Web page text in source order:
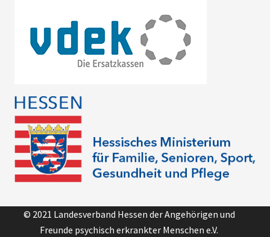
© 2021 Landesverband Hessen der Angehörigen und
Freunde psychisch erkrankter Menschen e.V.